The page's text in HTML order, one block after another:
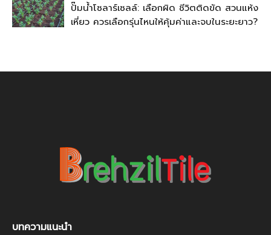
ปั๊มน้ำโซลาร์เซลล์: เลือกผิด ชีวิตติดขัด สวนแห้ง
เหี่ยว ควรเลือกรุ่นไหนให้คุ้มค่าและจบในระยะยาว?
บทความแนะนำ